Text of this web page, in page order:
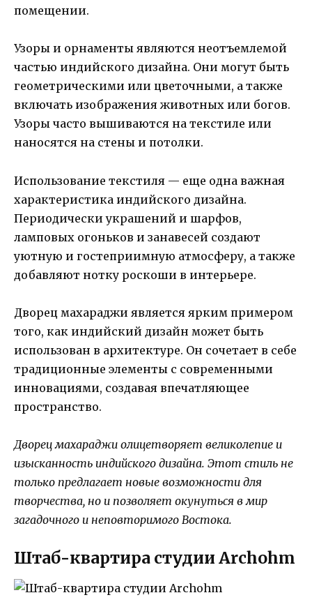
помещении.
Узоры и орнаменты являются неотъемлемой
частью индийского дизайна. Они могут быть
геометрическими или цветочными, а также
включать изображения животных или богов.
Узоры часто вышиваются на текстиле или
наносятся на стены и потолки.
Использование текстиля — еще одна важная
характеристика индийского дизайна.
Периодически украшений и шарфов,
ламповых огоньков и занавесей создают
уютную и гостеприимную атмосферу, а также
добавляют нотку роскоши в интерьере.
Дворец махараджи является ярким примером
того, как индийский дизайн может быть
использован в архитектуре. Он сочетает в себе
традиционные элементы с современными
инновациями, создавая впечатляющее
пространство.
Дворец махараджи олицетворяет великолепие и
изысканность индийского дизайна. Этот стиль не
только предлагает новые возможности для
творчества, но и позволяет окунуться в мир
загадочного и неповторимого Востока.
Штаб-квартира студии Archohm